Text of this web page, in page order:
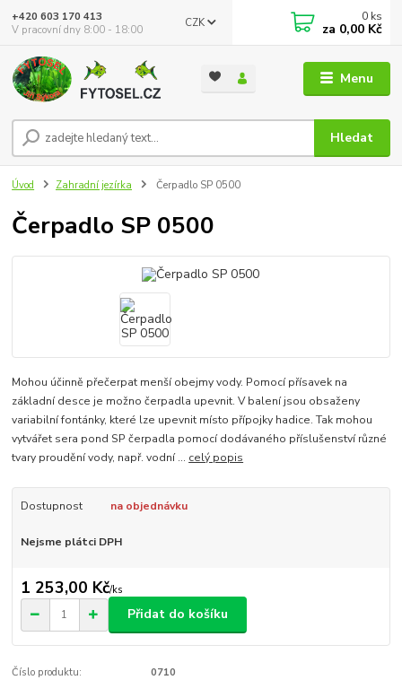
Menu
CZK
Hledat
+420 603 170 413
V pracovní dny 8:00 - 18:00
0 ks
za 0,00 Kč
Úvod Zahradní jezírka Čerpadlo SP 0500
Čerpadlo SP 0500
Mohou účinně přečerpat menší obejmy vody. Pomocí přísavek na
základní desce je možno čerpadla upevnit. V balení jsou obsaženy
variabilní fontánky, které lze upevnit místo přípojky hadice. Tak mohou
vytvářet sera pond SP čerpadla pomocí dodávaného příslušenství různé
tvary proudění vody, např. vodní ... celý popis
Dostupnost na objednávku
Nejsme plátci DPH
1 253,00 Kč/ks
Přidat do košíku
Číslo produktu: 0710